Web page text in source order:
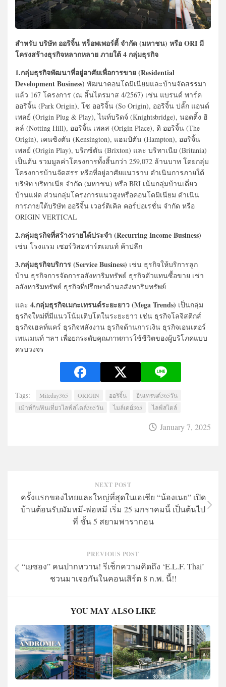
สำหรับ บริษัท ออริจิ้น พร็อพเพอร์ตี้ จำกัด (มหาชน) หรือ ORI มี
โครงสร้างธุรกิจหลากหลาย ภายใต้ 4 กลุ่มธุรกิจ
1.กลุ่มธุรกิจพัฒนาที่อยู่อาศัยเพื่อการขาย (Residential
Development Business) พัฒนาคอนโดมิเนียมและบ้านจัดสรรมา
แล้ว 167 โครงการ (ณ สิ้นไตรมาส 4/2567) เช่น แบรนด์ พาร์ค
ออริจิ้น (Park Origin), โซ ออริจิ้น (So Origin), ออริจิ้น ปลั๊ก แอนด์
เพลย์ (Origin Plug & Play), ไนท์บริดจ์ (Knightsbridge), นอตติ้ง ฮิ
ลล์ (Notting Hill), ออริจิ้น เพลส (Origin Place), ดิ ออริจิ้น (The
Origin), เคนซิงตัน (Kensington), แฮมป์ตัน (Hampton), ออริจิ้น
เพลย์ (Origin Play), บริกซ์ตัน (Brixton) และ บริทาเนีย (Britania)
เป็นต้น รวมมูลค่าโครงการทั้งสิ้นกว่า 259,072 ล้านบาท โดยกลุ่ม
โครงการบ้านจัดสรร หรือที่อยู่อาศัยแนวราบ ดำเนินการภายใต้
บริษัท บริทาเนีย จำกัด (มหาชน) หรือ BRI เน้นกลุ่มบ้านเดี่ยว
บ้านแฝด ส่วนกลุ่มโครงการแนวสูงหรือคอนโดมิเนียม ดำเนิน
การภายใต้บริษัท ออริจิ้น เวอร์ติเคิล คอร์ปอเรชั่น จำกัด หรือ
ORIGIN VERTICAL
2.กลุ่มธุรกิจที่สร้างรายได้ประจำ (Recurring Income Business)
เช่น โรงแรม เซอร์วิสอพาร์ตเมนท์ ค้าปลีก
3.กลุ่มธุรกิจบริการ (Service Business) เช่น ธุรกิจให้บริการลูก
บ้าน ธุรกิจการจัดการอสังหาริมทรัพย์ ธุรกิจตัวแทนซื้อขาย เช่า
อสังหาริมทรัพย์ ธุรกิจที่ปรึกษาด้านอสังหาริมทรัพย์
และ 4.กลุ่มธุรกิจเมกะเทรนด์ระยะยาว (Mega Trends) เป็นกลุ่ม
ธุรกิจใหม่ที่มีแนวโน้มเติบโตในระยะยาว เช่น ธุรกิจโลจิสติกส์
ธุรกิจเฮลท์แคร์ ธุรกิจพลังงาน ธุรกิจด้านการเงิน ธุรกิจเอนเตอร์
เทนเมนท์ ฯลฯ เพื่อยกระดับคุณภาพการใช้ชีวิตของผู้บริโภคแบบ
ครบวงจร
Tags: Mileday365 ORIGIN ออริจิ้น
อินเทรนด์365วัน
เม้าท์กินฟินเที่ยวไลฟ์สไตล์365วัน
ไมล์เดย์365 ไลฟ์สไตล์
January 7, 2025
NEXT POST
ครั้งแรกของไทยและใหญ่ที่สุดในเอเชีย “น้องเนย” เปิด
บ้านต้อนรับมัมหมี-พ่อหมี เริ่ม 25 มกราคมนี้ เป็นต้นไป
ที่ ชั้น 5 สยามพารากอน
PREVIOUS POST
“เยซอง” คนปากหวาน! รีเช็กความคิดถึง ‘E.L.F. Thai’
ชวนมาเจอกันในคอนเสิร์ต 8 ก.พ. นี้!!
YOU MAY ALSO LIKE